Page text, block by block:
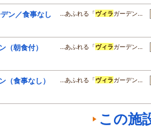
ン／食事なし …あふれる「ヴィラガーデン…
（朝食付） …あふれる「ヴィラガーデン…
（食事なし） …あふれる「ヴィラガーデン…
この施